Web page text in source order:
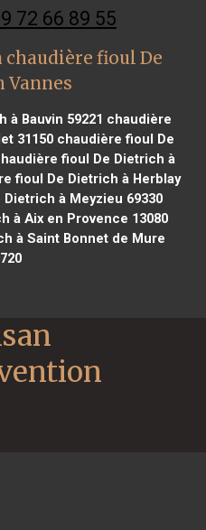
72 66 89 55
fioul De
Vannes
Bauvin 59221 chaudière
31150 chaudière fioul De
fioul De Dietrich à
fioul De Dietrich à Herblay
à Meyzieu 69330
à Aix en Provence 13080
à Saint Bonnet de Mure